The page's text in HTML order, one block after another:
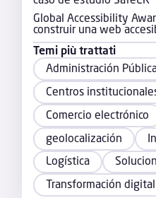
Global Accessibility
construir una web
Temi più trattati
Administración
Centros
Comercio electrónico
geolocalización
Logística
Transformación digital